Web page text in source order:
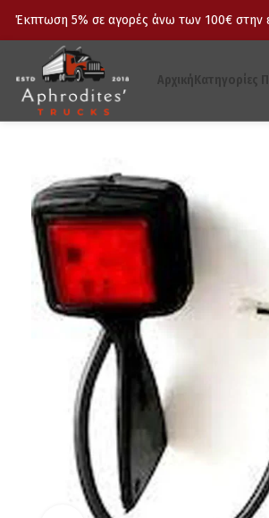
Έκπτωση 5% σε αγορές άνω των 100€ στην
ΑρχικήΚατηγορίες